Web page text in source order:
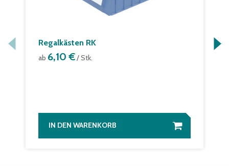
Regalkästen RK
ab 6,10 €/ Stk.
IN DEN WARENKORB